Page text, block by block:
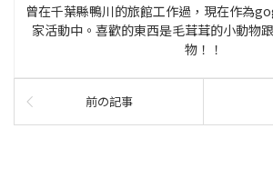
曾在千葉縣鴨川的旅館工作過，現在作為
家活動中。喜歡的東西是毛茸茸的小動物
物！！
前の記事